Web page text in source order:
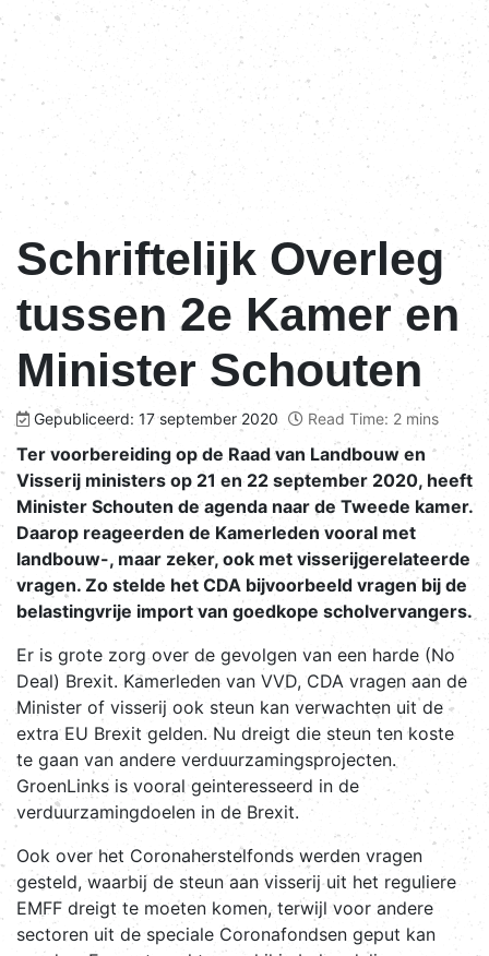
Schriftelijk Overleg
tussen 2e Kamer en
Minister Schouten
Gepubliceerd: 17 september 2020 Read Time: 2 mins
Ter voorbereiding op de Raad van Landbouw en
Visserij ministers op 21 en 22 september 2020, heeft
Minister Schouten de agenda naar de Tweede kamer.
Daarop reageerden de Kamerleden vooral met
landbouw-, maar zeker, ook met visserijgerelateerde
vragen. Zo stelde het CDA bijvoorbeeld vragen bij de
belastingvrije import van goedkope scholvervangers.
Er is grote zorg over de gevolgen van een harde (No
Deal) Brexit. Kamerleden van VVD, CDA vragen aan de
Minister of visserij ook steun kan verwachten uit de
extra EU Brexit gelden. Nu dreigt die steun ten koste
te gaan van andere verduurzamingsprojecten.
GroenLinks is vooral geinteresseerd in de
verduurzamingdoelen in de Brexit.
Ook over het Coronaherstelfonds werden vragen
gesteld, waarbij de steun aan visserij uit het reguliere
EMFF dreigt te moeten komen, terwijl voor andere
sectoren uit de speciale Coronafondsen geput kan